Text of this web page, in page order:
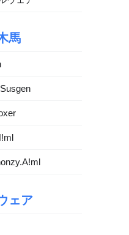
馬
ェア